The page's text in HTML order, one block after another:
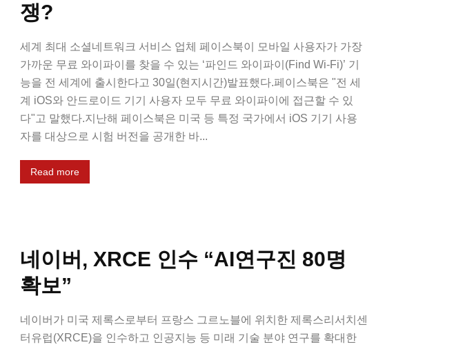
쟁?
세계 최대 소셜네트워크 서비스 업체 페이스북이 모바일 사용자가 가장
가까운 무료 와이파이를 찾을 수 있는 ‘파인드 와이파이(Find Wi-Fi)’ 기
능을 전 세계에 출시한다고 30일(현지시간)발표했다.페이스북은 "전 세
계 iOS와 안드로이드 기기 사용자 모두 무료 와이파이에 접근할 수 있
다"고 말했다.지난해 페이스북은 미국 등 특정 국가에서 iOS 기기 사용
자를 대상으로 시험 버전을 공개한 바...
Read more
네이버, XRCE 인수 “AI연구진 80명
확보”
네이버가 미국 제록스로부터 프랑스 그르노블에 위치한 제록스리서치센
터유럽(XRCE)을 인수하고 인공지능 등 미래 기술 분야 연구를 확대한